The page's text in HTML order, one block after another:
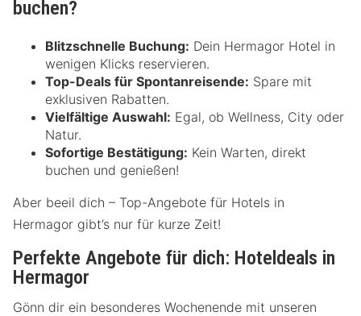
buchen?
Blitzschnelle Buchung: Dein Hermagor Hotel in
wenigen Klicks reservieren.
Top-Deals für Spontanreisende: Spare mit
exklusiven Rabatten.
Vielfältige Auswahl: Egal, ob Wellness, City oder
Natur.
Sofortige Bestätigung: Kein Warten, direkt
buchen und genießen!
Aber beeil dich – Top-Angebote für Hotels in
Hermagor gibt’s nur für kurze Zeit!
Perfekte Angebote für dich: Hoteldeals in
Hermagor
Gönn dir ein besonderes Wochenende mit unseren